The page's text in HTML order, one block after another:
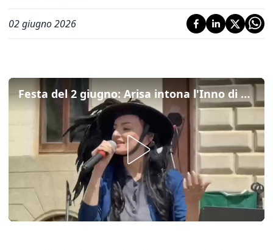
02 giugno 2026
Festa del 2 giugno: Arisa intona l'Inno di Mameli con cappello da bersagliera e Tricolore